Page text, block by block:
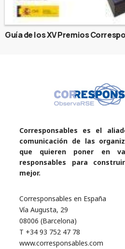
Guía de los XV Premios
Corresponsables es el
comunicación de las
que quieren poner en
responsables para
mejor.
Corresponsables en España
Vía Augusta, 29
08006 (Barcelona)
T +34 93 752 47 78
www.corresponsables.com